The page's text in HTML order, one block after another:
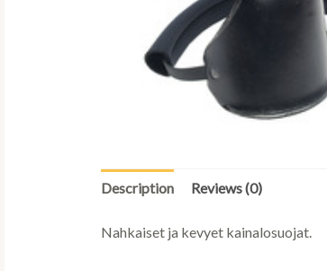
Description Reviews (0)
Nahkaiset ja kevyet kainalosuojat.